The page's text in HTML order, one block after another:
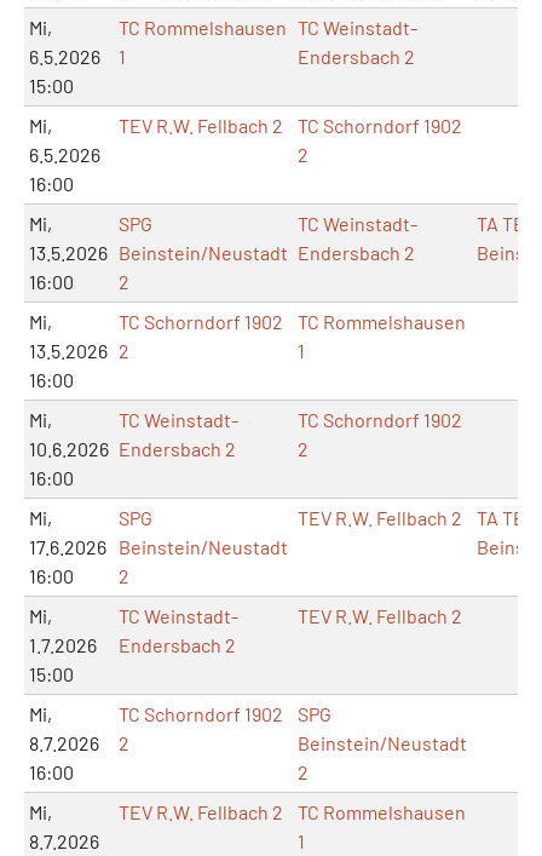
Mi,
6.5.2026
15:00
TC Rommelshausen
1
TC Weinstadt-
Endersbach 2
Mi,
6.5.2026
16:00
TEV R.W. Fellbach 2
TC Schorndorf 1902
2
Mi,
13.5.2026
16:00
SPG
Beinstein/Neustadt
2
TC Weinstadt-
Endersbach 2
TA TB
Mi,
13.5.2026
16:00
TC Schorndorf 1902
2
TC Rommelshausen
1
Mi,
10.6.2026
16:00
TC Weinstadt-
Endersbach 2
TC Schorndorf 1902
2
Mi,
17.6.2026
16:00
SPG
Beinstein/Neustadt
2
TEV R.W. Fellbach 2
TA TB
Mi,
1.7.2026
15:00
TC Weinstadt-
Endersbach 2
TEV R.W. Fellbach 2
Mi,
8.7.2026
16:00
TC Schorndorf 1902
2
SPG
Beinstein/Neustadt
2
Mi,
8.7.2026
TEV R.W. Fellbach 2
TC Rommelshausen
1